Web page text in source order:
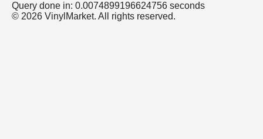
Query done in: 0.0074899196624756 seconds
© 2026 VinylMarket. All rights reserved.